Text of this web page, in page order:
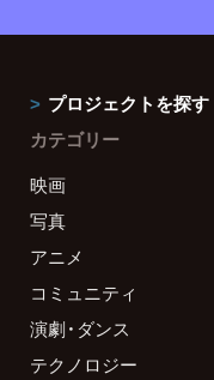
プロジェクトを探す
カテゴリー
映画
写真
アニメ
コミュニティ
演劇・ダンス
テクノロジー